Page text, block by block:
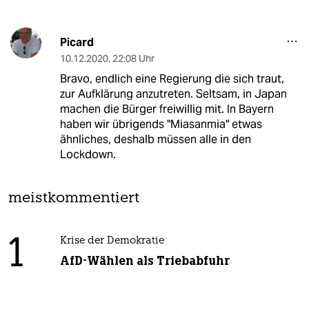
Picard
10.12.2020, 22:08 Uhr
Bravo, endlich eine Regierung die sich traut,
zur Aufklärung anzutreten. Seltsam, in Japan
machen die Bürger freiwillig mit. In Bayern
haben wir übrigends "Miasanmia" etwas
ähnliches, deshalb müssen alle in den
Lockdown.
meistkommentiert
1 Krise der Demokratie
AfD-Wählen als Triebabfuhr